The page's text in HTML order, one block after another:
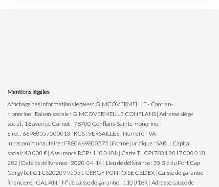
Mentions légales
Affichage des informations légales : GIMCOVERMEILLE - Conflans-Sainte-
Honorine | Raison sociale : GIMCOVERMEILLE CONFLANS | Adresse siège
social : 16 avenue Carnot - 78700 Conflans-Sainte-Honorine |
Siret : 66980057500013 | RCS : VERSAILLES | Numero TVA
Intracommunautaire : FR80669800575 | Forme juridique : SARL | Capital
social : 40 000 € | Assurance RCP : 110 018 k | Carte T : CPI 7801 2017 000 018
282 | Date de délivrance : 2020-04-14 | Lieu de délivrance : 35 Bld du Port Cap
Cergy bât C1 CS20209 95031 CERGY PONTOISE CEDEX | Caisse de garantie
financière : GALIAN. | N° de caisse de garantie : 110 018K | Adresse caisse de